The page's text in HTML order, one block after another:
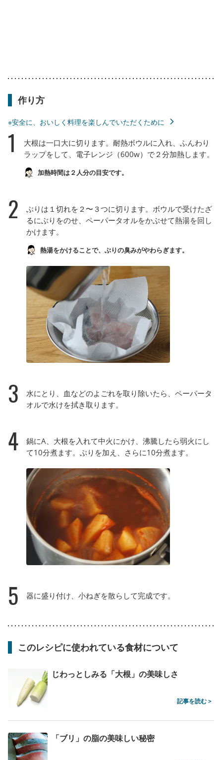
作り方
※安全に、おいしく料理を楽しんでいただくために
1
大根は一口大に切ります。耐熱ボウルに入れ、ふんわり
ラップをして、電子レンジ（600w）で２分加熱します。
加熱時間は２人分の目安です。
2
ぶりは１切れを２〜３つに切ります。ボウルで受けたざ
るにぶりをのせ、ペーパータオルをかぶせて熱湯を回し
かけます。
熱湯をかけることで、ぶりの臭みがやわらぎます。
3
水にとり、血などのよごれを取り除いたら、ペーパータ
オルで水けを拭き取ります。
4
鍋にA、大根を入れて中火にかけ、沸騰したら弱火にし
て10分煮ます。ぶりを加え、さらに10分煮ます。
5 器に盛り付け、小ねぎを散らして完成です。
このレシピに使われている食材について
じわっとしみる「大根」の美味しさ
記事を読む >
「ブリ」の脂の美味しい秘密